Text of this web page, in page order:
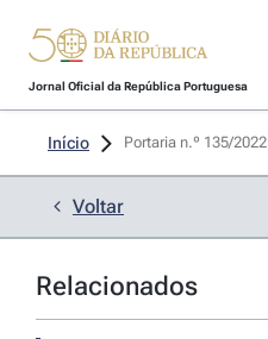
Jornal Oficial da República Portuguesa
Início Portaria n.º 135/2022
Voltar
Relacionados